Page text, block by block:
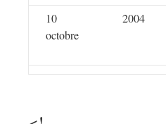
10
octobre
2004